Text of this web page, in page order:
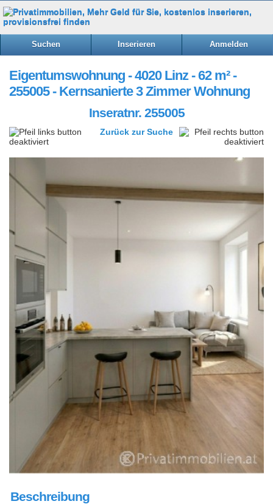
Suchen Inserieren Anmelden
Eigentumswohnung - 4020 Linz - 62 m² -
255005 - Kernsanierte 3 Zimmer Wohnung
Inseratnr. 255005
Zurück zur Suche
Beschreibung